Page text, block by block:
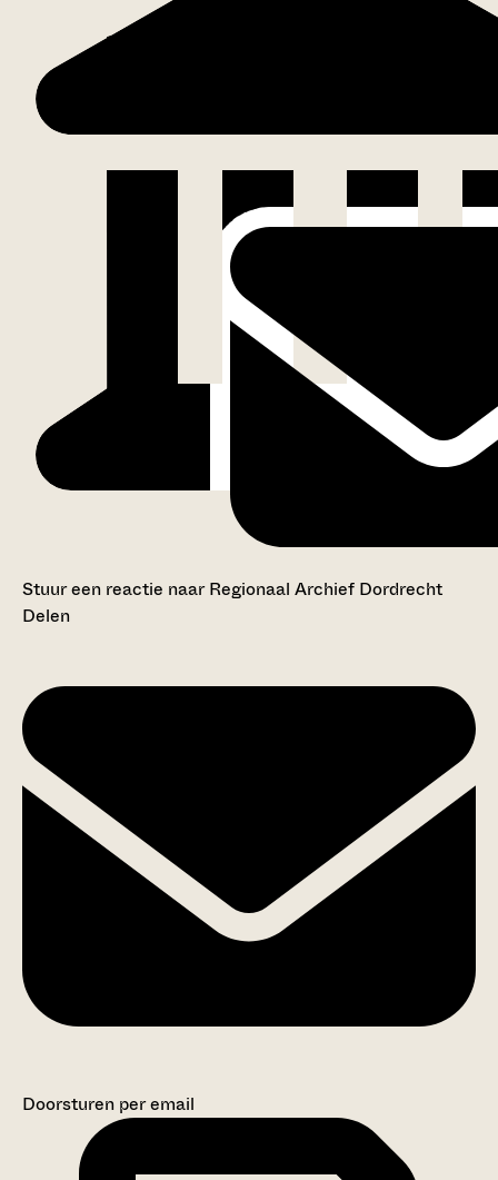
Stuur een reactie naar Regionaal Archief Dordrecht
Delen
Doorsturen per email